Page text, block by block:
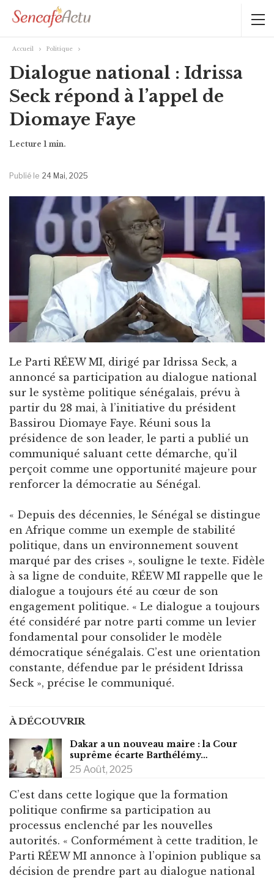
Accueil Politique
Dialogue national : Idrissa
Seck répond à l’appel de
Diomaye Faye
Publié le 24 Mai, 2025
Le Parti RÉEW MI, dirigé par Idrissa Seck, a
annoncé sa participation au dialogue national
sur le système politique sénégalais, prévu à
partir du 28 mai, à l’initiative du président
Bassirou Diomaye Faye. Réuni sous la
présidence de son leader, le parti a publié un
communiqué saluant cette démarche, qu’il
perçoit comme une opportunité majeure pour
renforcer la démocratie au Sénégal.
« Depuis des décennies, le Sénégal se distingue
en Afrique comme un exemple de stabilité
politique, dans un environnement souvent
marqué par des crises », souligne le texte. Fidèle
à sa ligne de conduite, RÉEW MI rappelle que le
dialogue a toujours été au cœur de son
engagement politique. « Le dialogue a toujours
été considéré par notre parti comme un levier
fondamental pour consolider le modèle
démocratique sénégalais. C’est une orientation
constante, défendue par le président Idrissa
Seck », précise le communiqué.
À DÉCOUVRIR
Dakar a un nouveau maire : la Cour
suprême écarte Barthélémy…
25 Août, 2025
C’est dans cette logique que la formation
politique confirme sa participation au
processus enclenché par les nouvelles
autorités. « Conformément à cette tradition, le
Parti RÉEW MI annonce à l’opinion publique sa
décision de prendre part au dialogue national